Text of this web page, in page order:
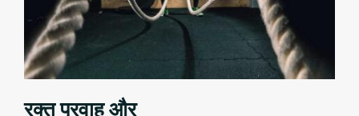
रक्त प्रवाह और